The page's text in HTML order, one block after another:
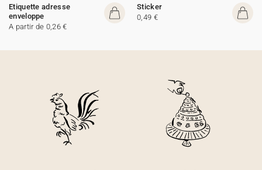
Etiquette adresse
enveloppe
A partir de 0,26 €
Sticker
0,49 €